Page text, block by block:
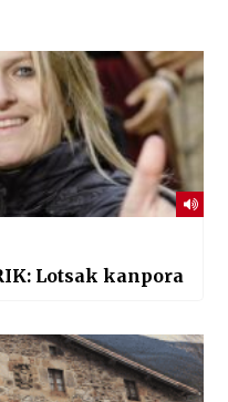
Lotsak kanpora